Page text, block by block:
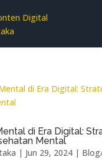
di Era Digital:
Mental
| Jun 29, 2024|